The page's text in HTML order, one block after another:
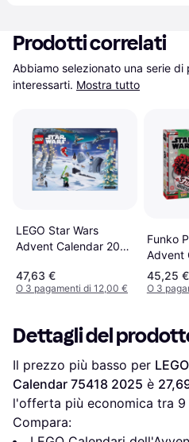
Prodotti correlati
Abbiamo selezionato una serie
interessarti. Mostra tutto
LEGO Star Wars
Advent Calendar 2024
47,63 €
O 3 pagamenti di 12,00 €
Funko
Advent
45,25 €
O 3
Dettagli del
Il prezzo più basso per
Calendar 75418 2025 è
l'offerta più economica tra 9
Compara: